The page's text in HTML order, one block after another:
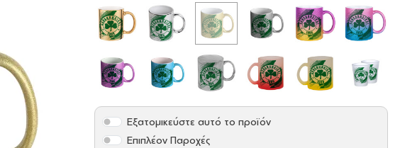
Εξατομικεύστε αυτό το προϊόν
Επιπλέον Παροχές